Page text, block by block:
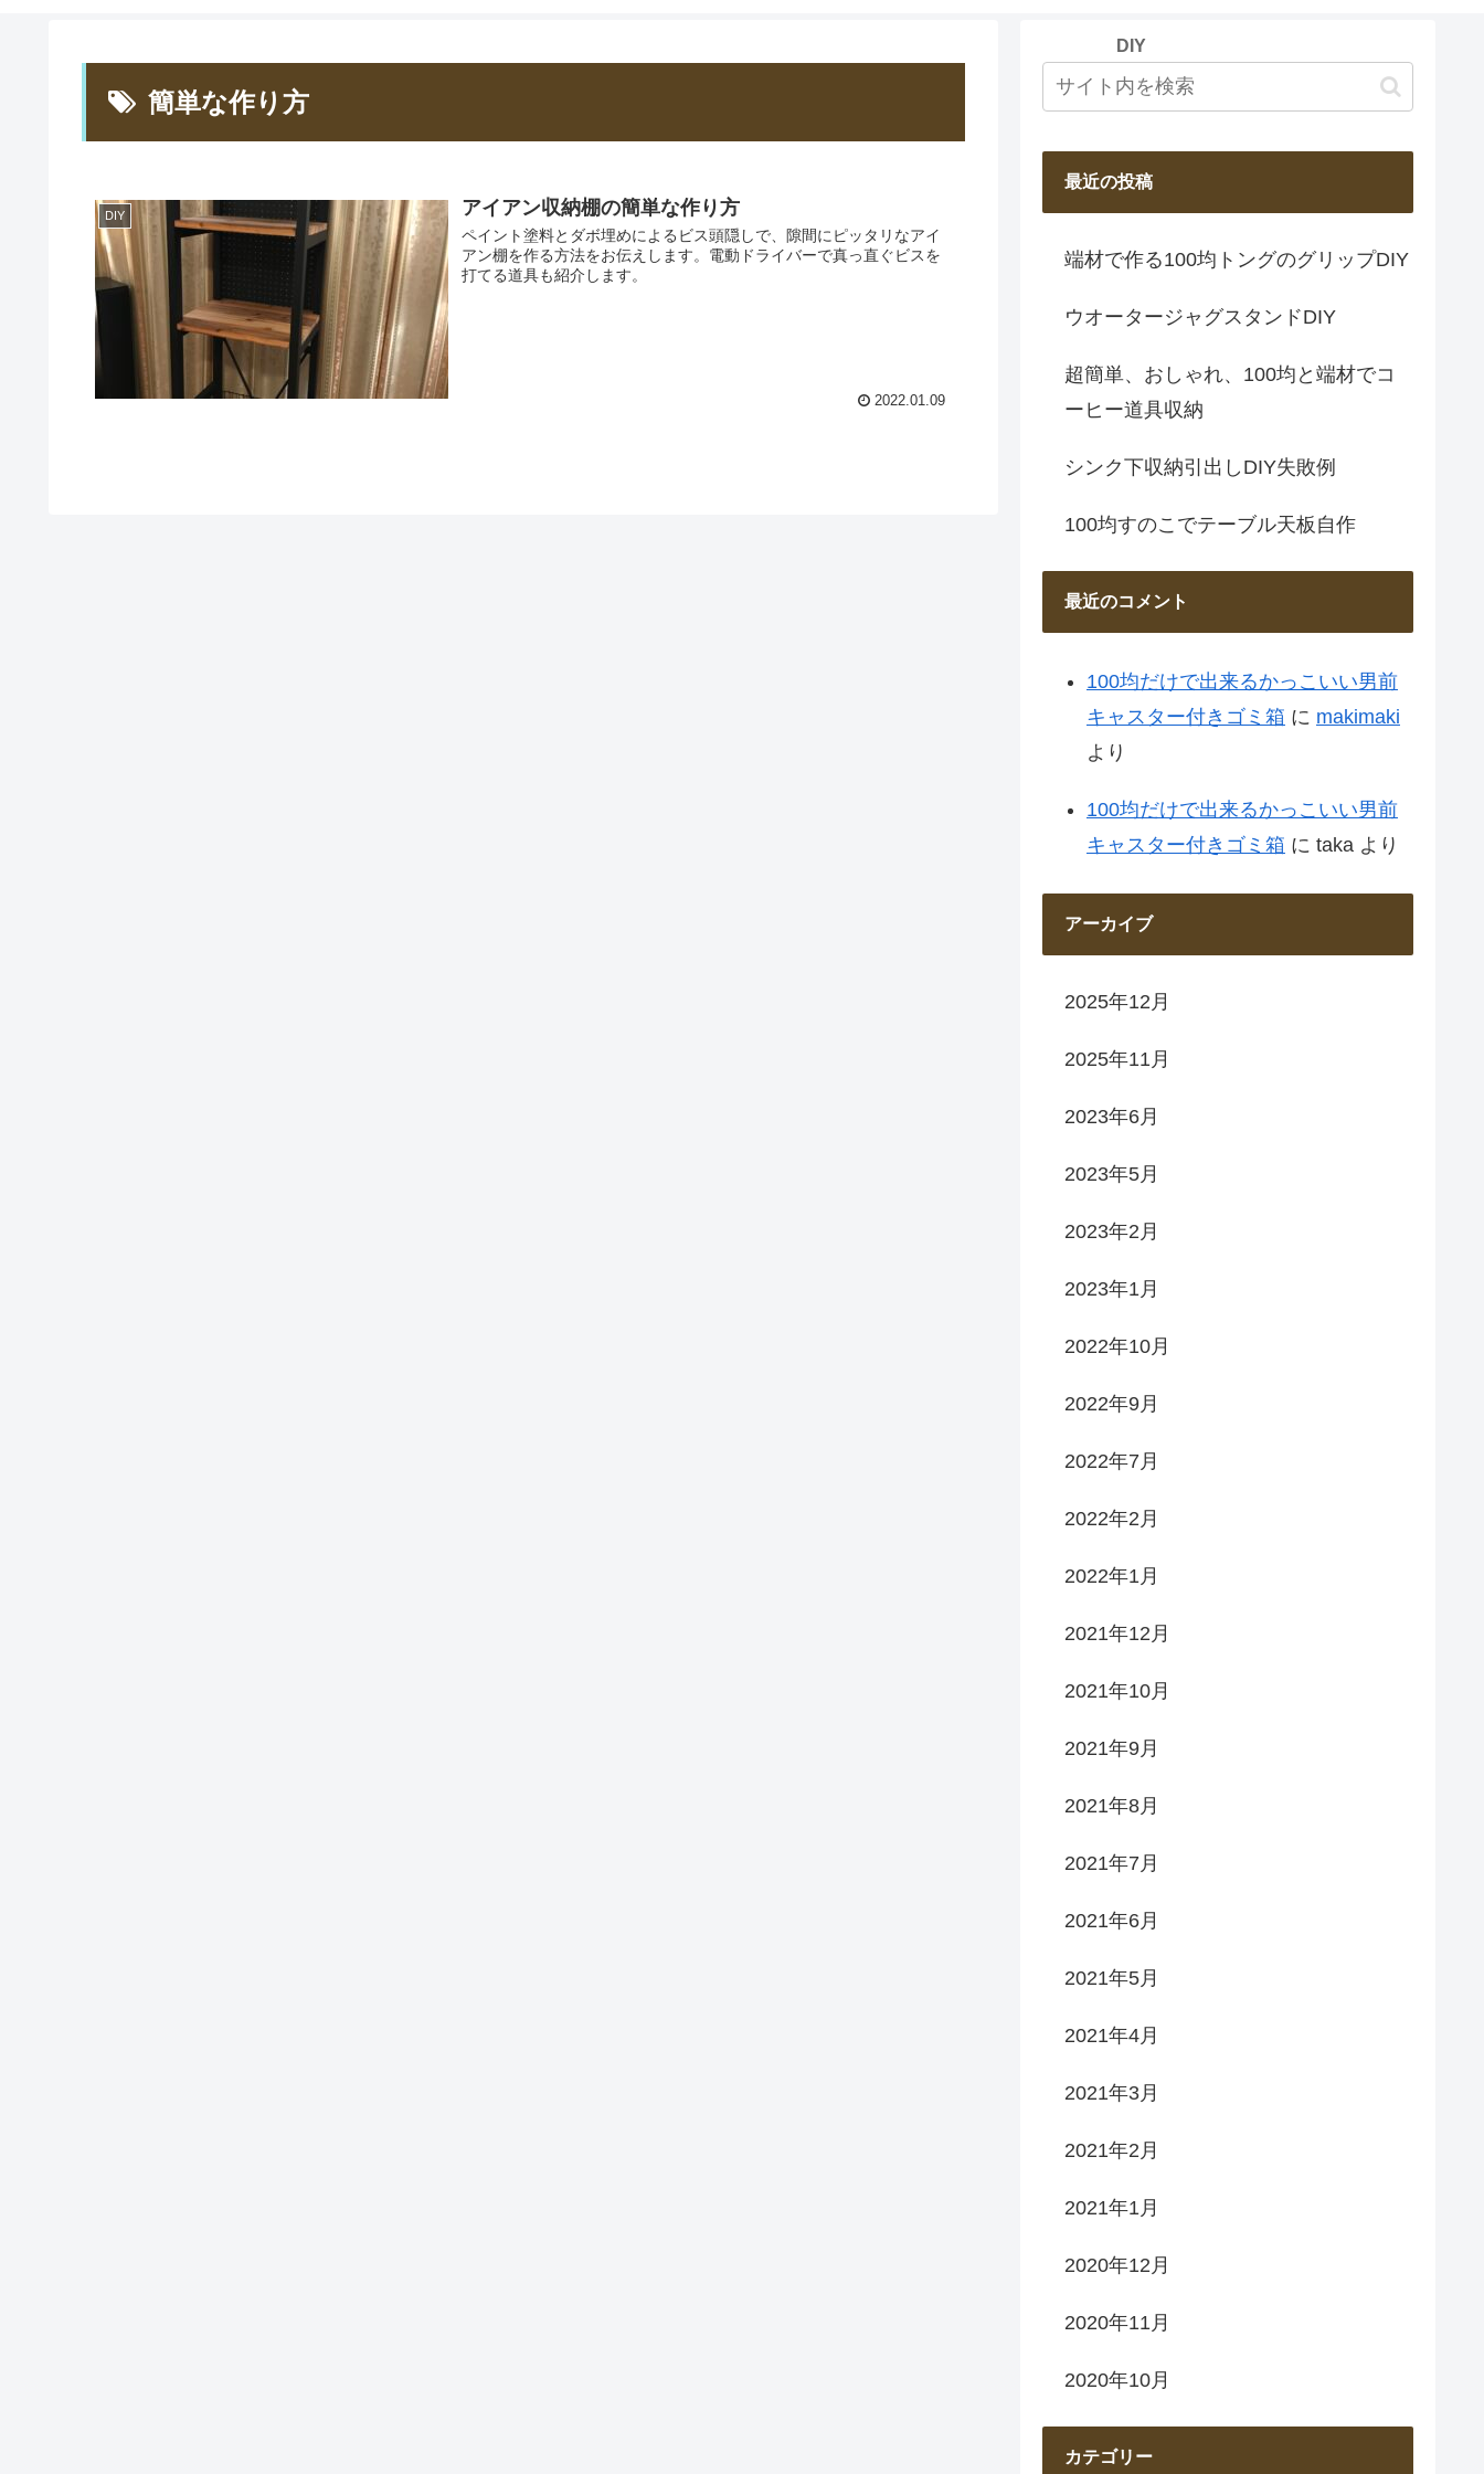
DIY
簡単な作り方
DIY アイアン収納棚の簡単な作り方
ペイント塗料とダボ埋めによるビス頭隠しで、隙間にピッタリなアイ
アン棚を作る方法をお伝えします。電動ドライバーで真っ直ぐビスを
打てる道具も紹介します。
2022.01.09
最近の投稿
端材で作る100均トングのグリップDIY
ウオータージャグスタンドDIY
超簡単、おしゃれ、100均と端材でコ
ーヒー道具収納
シンク下収納引出しDIY失敗例
100均すのこでテーブル天板自作
最近のコメント
100均だけで出来るかっこいい男前
キャスター付きゴミ箱 に makimaki
より
100均だけで出来るかっこいい男前
キャスター付きゴミ箱 に taka より
アーカイブ
2025年12月
2025年11月
2023年6月
2023年5月
2023年2月
2023年1月
2022年10月
2022年9月
2022年7月
2022年2月
2022年1月
2021年12月
2021年10月
2021年9月
2021年8月
2021年7月
2021年6月
2021年5月
2021年4月
2021年3月
2021年2月
2021年1月
2020年12月
2020年11月
2020年10月
カテゴリー